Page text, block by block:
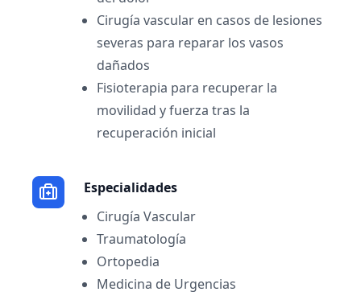
Cirugía vascular en casos de lesiones
severas para reparar los vasos
dañados
Fisioterapia para recuperar la
movilidad y fuerza tras la
recuperación inicial
Especialidades
Cirugía Vascular
Traumatología
Ortopedia
Medicina de Urgencias